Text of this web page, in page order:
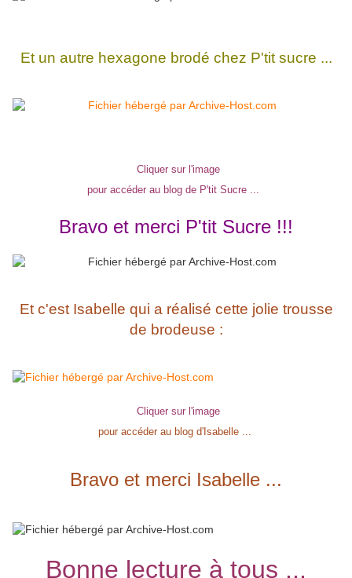
Et un autre hexagone brodé chez P'tit sucre ...
Cliquer sur l'image
pour accéder au blog de P'tit Sucre ...
Bravo et merci P'tit Sucre !!!
Et c'est Isabelle qui a réalisé cette jolie trousse
de brodeuse :
Cliquer sur l'image
pour accéder au blog d'Isabelle ...
Bravo et merci Isabelle ...
Bonne lecture à tous ...